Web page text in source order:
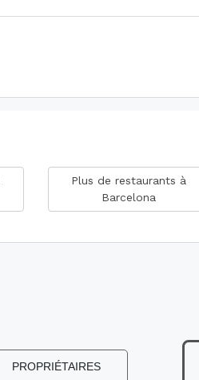
Plus de restaurants à
Barcelona
PROPRIÉTAIRES